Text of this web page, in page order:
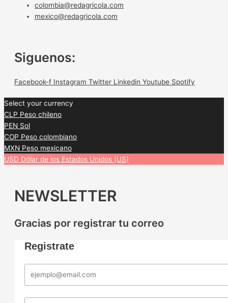
colombia@redagricola.com
mexico@redagricola.com
Siguenos:
Facebook-f Instagram Twitter Linkedin Youtube Spotify
Select your currency
CLP Peso chileno
PEN Sol
COP Peso colombiano
MXN Peso mexicano
USD Dólar de los Estados Unidos (US)
NEWSLETTER
Gracias por registrar tu correo
Registrate